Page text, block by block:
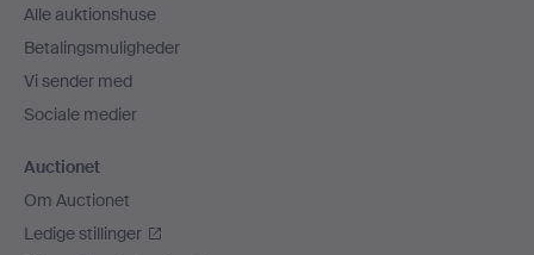
Alle auktionshuse
Betalingsmuligheder
Vi sender med
Sociale medier
Auctionet
Om Auctionet
Ledige stillinger